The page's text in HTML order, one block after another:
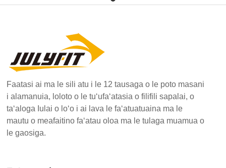
Faatasi ai ma le sili atu i le 12 tausaga o le poto masani
i alamanuia, loloto o le tuʻufaʻatasia o filifili sapalai, o
taʻaloga Iulai o loʻo i ai lava le faʻatuatuaina ma le
mautu o meafaitino faʻatau oloa ma le tulaga muamua o
le gaosiga.